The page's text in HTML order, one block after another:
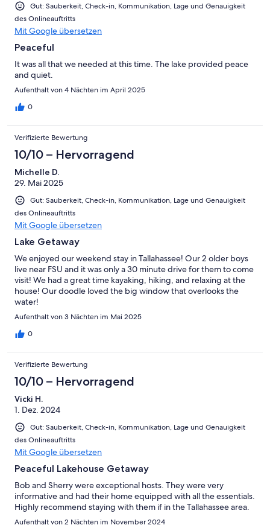
Gut: Sauberkeit, Check-in, Kommunikation, Lage und Genauigkeit
des Onlineauftritts
Mit Google übersetzen
Peaceful
It was all that we needed at this time. The lake provided peace
and quiet.
Aufenthalt von 4 Nächten im April 2025
0
Verifizierte Bewertung
10/10 – Hervorragend
Michelle D.
29. Mai 2025
Gut: Sauberkeit, Check-in, Kommunikation, Lage und Genauigkeit
des Onlineauftritts
Mit Google übersetzen
Lake Getaway
We enjoyed our weekend stay in Tallahassee! Our 2 older boys
live near FSU and it was only a 30 minute drive for them to come
visit! We had a great time kayaking, hiking, and relaxing at the
house! Our doodle loved the big window that overlooks the
water!
Aufenthalt von 3 Nächten im Mai 2025
0
Verifizierte Bewertung
10/10 – Hervorragend
Vicki H.
1. Dez. 2024
Gut: Sauberkeit, Check-in, Kommunikation, Lage und Genauigkeit
des Onlineauftritts
Mit Google übersetzen
Peaceful Lakehouse Getaway
Bob and Sherry were exceptional hosts. They were very
informative and had their home equipped with all the essentials.
Highly recommend staying with them if in the Tallahassee area.
Aufenthalt von 2 Nächten im November 2024